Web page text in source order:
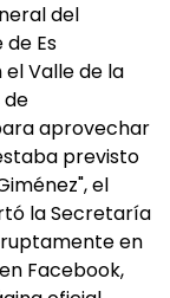
del
Es
Valle de la
de
aprovechar
previsto
el
la Secretaría
en
Facebook,